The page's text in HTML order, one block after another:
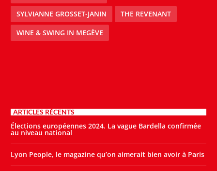
SYLVIANNE GROSSET-JANIN THE REVENANT
WINE & SWING IN MEGÈVE
ARTICLES RÉCENTS
Élections européennes 2024. La vague Bardella confirmée
au niveau national
Lyon People, le magazine qu’on aimerait bien avoir à Paris